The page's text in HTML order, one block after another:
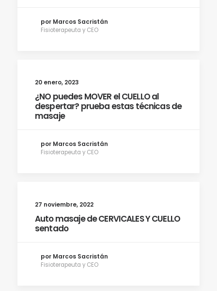
por Marcos Sacristán
Fisioterapeuta y CEO
20 enero, 2023
¿NO puedes MOVER el CUELLO al
despertar? prueba estas técnicas de
masaje
por Marcos Sacristán
Fisioterapeuta y CEO
27 noviembre, 2022
Auto masaje de CERVICALES Y CUELLO
sentado
por Marcos Sacristán
Fisioterapeuta y CEO